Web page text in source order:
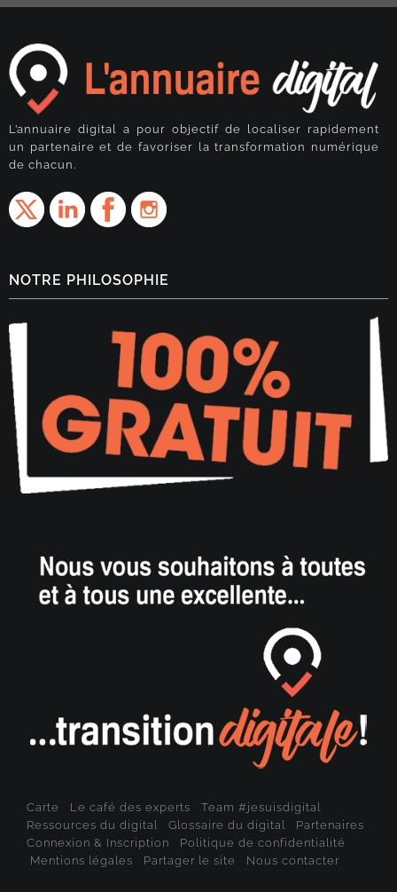
L’annuaire digital a pour objectif de localiser rapidement
un partenaire et de favoriser la transformation numérique
de chacun.
NOTRE PHILOSOPHIE
Carte Le café des experts
Team #jesuisdigital
Ressources du digital
Glossaire du digital
Partenaires
Connexion & Inscription
Politique de confidentialité
Mentions légales
Partager le site Nous contacter